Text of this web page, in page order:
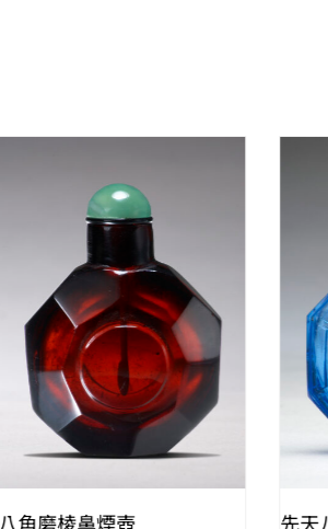
QUICK VIEW
八角磨棱鼻煙壺 先天